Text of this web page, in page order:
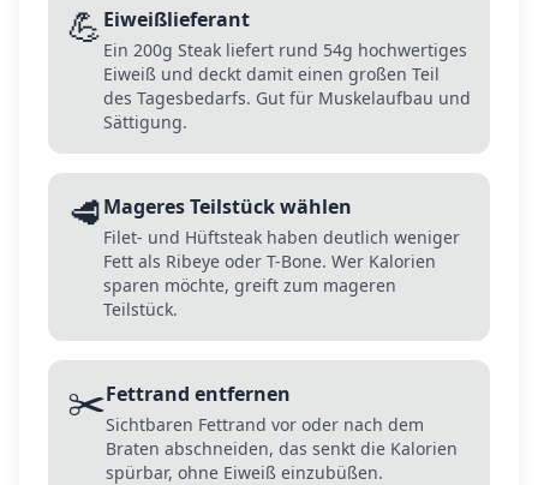
💪Eiweißlieferant
Ein 200g Steak liefert rund 54g hochwertiges
Eiweiß und deckt damit einen großen Teil
des Tagesbedarfs. Gut für Muskelaufbau und
Sättigung.
🥩Mageres Teilstück wählen
Filet- und Hüftsteak haben deutlich weniger
Fett als Ribeye oder T-Bone. Wer Kalorien
sparen möchte, greift zum mageren
Teilstück.
✂️Fettrand entfernen
Sichtbaren Fettrand vor oder nach dem
Braten abschneiden, das senkt die Kalorien
spürbar, ohne Eiweiß einzubüßen.